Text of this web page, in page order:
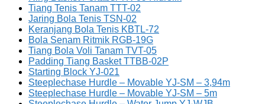
Tiang Tenis Tanam TTT-02
Jaring Bola Tenis TSN-02
Keranjang Bola Tenis KBTL-72
Bola Senam Ritmik RGB-19G
Tiang Bola Voli Tanam TVT-05
Padding Tiang Basket TTBB-02P
Starting Block YJ-021
Steeplechase Hurdle – Movable YJ-SM – 3,94m
Steeplechase Hurdle – Movable YJ-SM – 5m